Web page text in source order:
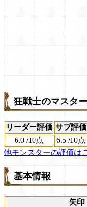
狂戦士のマスタ
リーダー評価 サブ評価
6.0 /10点 6.5 /10点
他モンスターの評価は
基本情報
矢印